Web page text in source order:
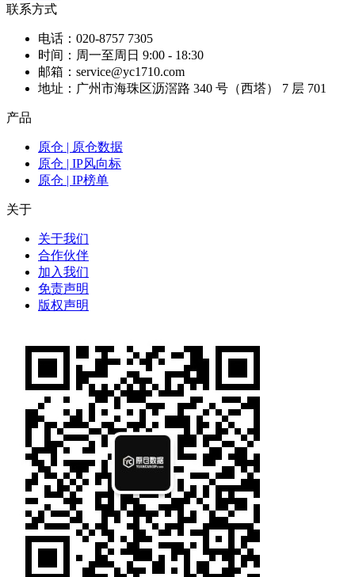
联系方式
电话：020-8757 7305
时间：周一至周日 9:00 - 18:30
邮箱：service@yc1710.com
地址：广州市海珠区沥滘路 340 号（西塔） 7 层 701
产品
原仓 | 原仓数据
原仓 | IP风向标
原仓 | IP榜单
关于
关于我们
合作伙伴
加入我们
免责声明
版权声明